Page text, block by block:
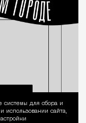
системы для сбора и
использовании сайта,